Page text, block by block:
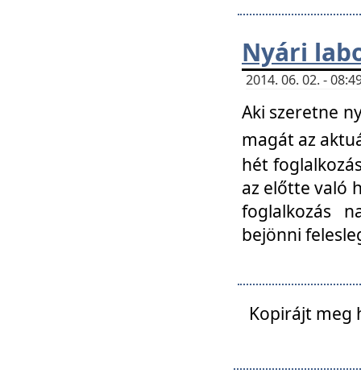
Nyári
2014. 06. 02. -
Aki szeretne
magát az
hét
az előtte való
foglalkozás
bejönni
Kopirájt meg